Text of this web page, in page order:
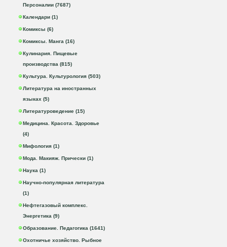
Персоналии (7687)
Календари (1)
Комиксы (6)
Комиксы. Манга (16)
Кулинария. Пищевые
производства (815)
Культура. Культурология (503)
Литература на иностранных
языках (5)
Литературоведение (15)
Медицина. Красота. Здоровье
(4)
Мифология (1)
Мода. Макияж. Прически (1)
Наука (1)
Научно-популярная литература
(1)
Нефтегазовый комплекс.
Энергетика (9)
Образование. Педагогика (1641)
Охотничье хозяйство. Рыбное